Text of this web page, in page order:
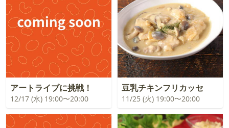
アートライブに挑戦！
12/17 (水) 19:00〜20:00
豆乳チキンフリカッセ
11/25 (火) 19:00〜20:00